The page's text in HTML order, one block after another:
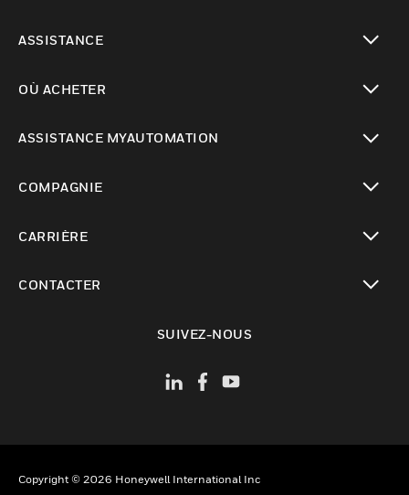
ASSISTANCE
OÙ ACHETER
ASSISTANCE MYAUTOMATION
COMPAGNIE
CARRIÈRE
CONTACTER
SUIVEZ-NOUS
Copyright © 2026 Honeywell International Inc